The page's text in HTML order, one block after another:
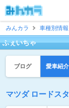
みんカラ
車種別情報
ふぇいちゃ
ブログ 愛車紹介
マツダ ロードス